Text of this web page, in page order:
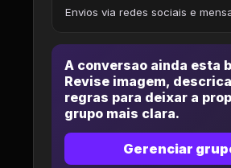
Envios via redes sociais e
A conversao ainda esta
Revise imagem,
regras para deixar a
grupo mais clara.
Gerenciar